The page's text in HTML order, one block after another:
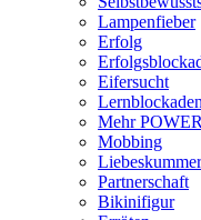
Lampenfieber
Erfolg
Eifersucht
Lernblockaden
Mehr POWER
Mobbing
Liebeskummer
Partnerschaft
Bikinifigur